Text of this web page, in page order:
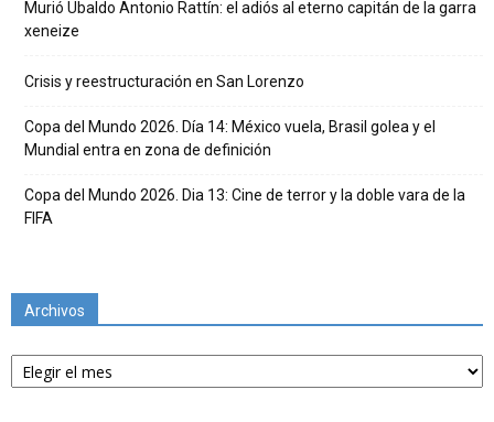
Murió Ubaldo Antonio Rattín: el adiós al eterno capitán de la garra
xeneize
Crisis y reestructuración en San Lorenzo
Copa del Mundo 2026. Día 14: México vuela, Brasil golea y el
Mundial entra en zona de definición
Copa del Mundo 2026. Dia 13: Cine de terror y la doble vara de la
FIFA
Archivos
Archivos